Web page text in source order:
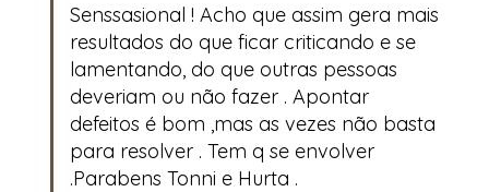
Senssasional ! Acho que assim gera mais
resultados do que ficar criticando e se
lamentando, do que outras pessoas
deveriam ou não fazer . Apontar
defeitos é bom ,mas as vezes não basta
para resolver . Tem q se envolver
.Parabens Tonni e Hurta .